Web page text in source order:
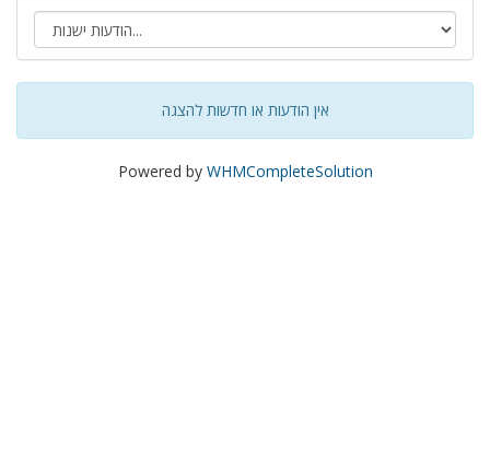
אין הודעות או חדשות להצגה
Powered by WHMCompleteSolution